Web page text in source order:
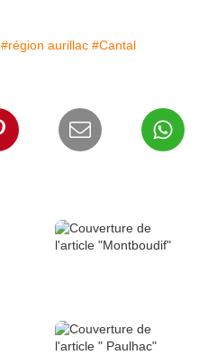
#région aurillac #Cantal